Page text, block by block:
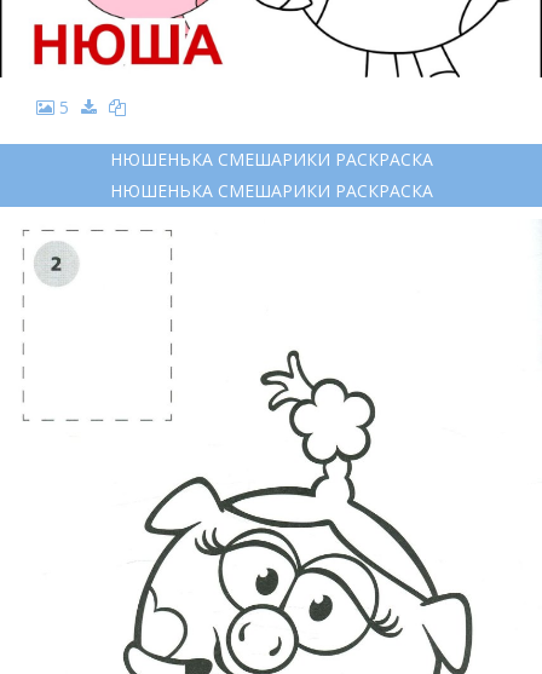
5
НЮШЕНЬКА СМЕШАРИКИ РАСКРАСКА
НЮШЕНЬКА СМЕШАРИКИ РАСКРАСКА